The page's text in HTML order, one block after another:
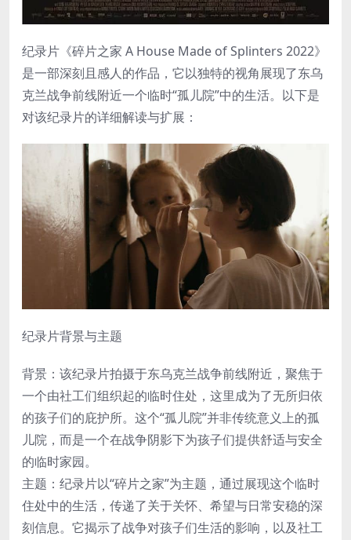
纪录片《碎片之家 A House Made of Splinters 2022》
是一部深刻且感人的作品，它以独特的视角展现了东乌
克兰战争前线附近一个临时“孤儿院”中的生活。以下是
对该纪录片的详细解读与扩展：
纪录片背景与主题
背景：该纪录片拍摄于东乌克兰战争前线附近，聚焦于
一个由社工们组织起的临时住处，这里成为了无所归依
的孩子们的庇护所。这个“孤儿院”并非传统意义上的孤
儿院，而是一个在战争阴影下为孩子们提供舒适与安全
的临时家园。
主题：纪录片以“碎片之家”为主题，通过展现这个临时
住处中的生活，传递了关于关怀、希望与日常安稳的深
刻信息。它揭示了战争对孩子们生活的影响，以及社工